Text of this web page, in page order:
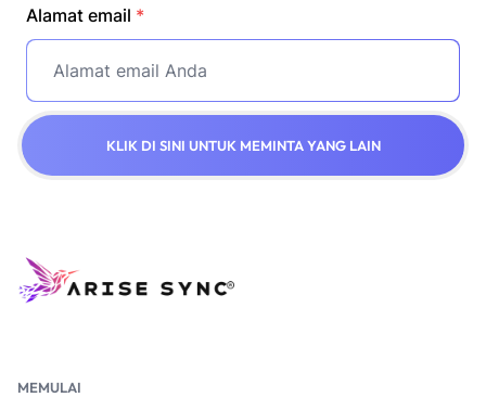
Alamat email *
KLIK DI SINI UNTUK MEMINTA YANG LAIN
MEMULAI